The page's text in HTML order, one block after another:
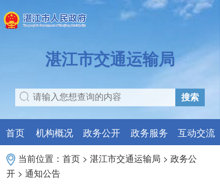
湛江市交通运输局
搜索
首页 机构概况 政务公开 政务服务 互动交流
当前位置：首页 >湛江市交通运输局 >政务公
开 >通知公告